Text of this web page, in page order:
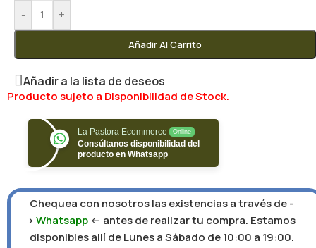
- +
Añadir Al Carrito
Añadir a la lista de deseos
Producto sujeto a Disponibilidad de Stock.
La Pastora Ecommerce Online
Consúltanos disponibilidad del
producto en Whatsapp
Chequea con nosotros las existencias a través de -
>Whatsapp <- antes de realizar tu compra. Estamos
disponibles allí de Lunes a Sábado de 10:00 a 19:00.